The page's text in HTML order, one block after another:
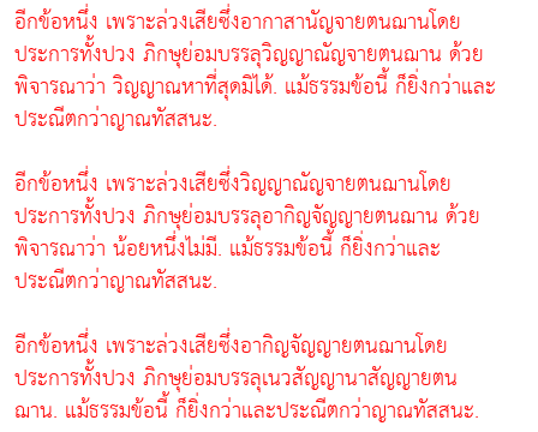
อีกข้อหนึ่ง เพราะล่วงเสียซึ่งอากาสานัญจายตนฌานโดย
ประการทั้งปวง ภิกษุย่อมบรรลุวิญญาณัญจายตนฌาน ด้วย
พิจารณาว่า วิญญาณหาที่สุดมิได้. แม้ธรรมข้อนี้ ก็ยิ่งกว่าและ
ประณีตกว่าญาณทัสสนะ.
อีกข้อหนึ่ง เพราะล่วงเสียซึ่งวิญญาณัญจายตนฌานโดย
ประการทั้งปวง ภิกษุย่อมบรรลุอากิญจัญญายตนฌาน ด้วย
พิจารณาว่า น้อยหนึ่งไม่มี. แม้ธรรมข้อนี้ ก็ยิ่งกว่าและ
ประณีตกว่าญาณทัสสนะ.
อีกข้อหนึ่ง เพราะล่วงเสียซึ่งอากิญจัญญายตนฌานโดย
ประการทั้งปวง ภิกษุย่อมบรรลุเนวสัญญานาสัญญายตน
ฌาน. แม้ธรรมข้อนี้ ก็ยิ่งกว่าและประณีตกว่าญาณทัสสนะ.